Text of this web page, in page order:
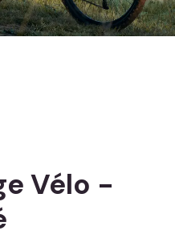
Vélo -